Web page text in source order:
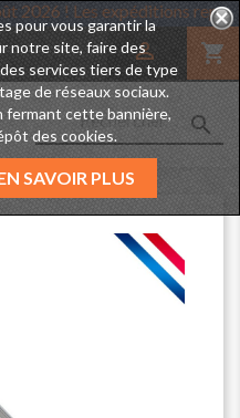
24 Août 2026 ! Les
shopping_cart


pour vous garantir la
notre site, faire des
services tiers de type
de réseaux sociaux.
fermant cette bannière,
des cookies.
SAVOIR PLUS